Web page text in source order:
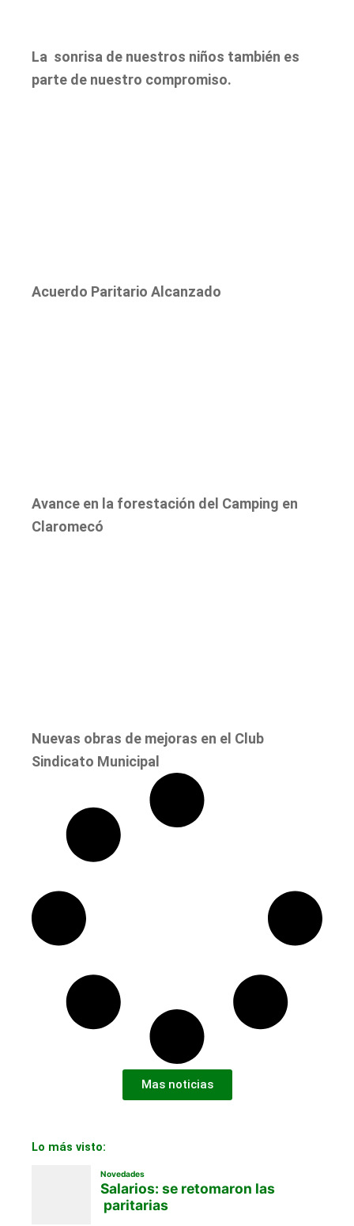
La sonrisa de nuestros niños también es
parte de nuestro compromiso.
Acuerdo Paritario Alcanzado
Avance en la forestación del Camping en
Claromecó
Nuevas obras de mejoras en el Club
Sindicato Municipal
Mas noticias
Lo más visto: